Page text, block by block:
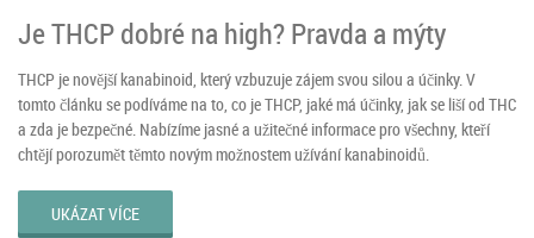
Je THCP dobré na high? Pravda a mýty
THCP je novější kanabinoid, který vzbuzuje zájem svou silou a účinky. V
tomto článku se podíváme na to, co je THCP, jaké má účinky, jak se liší od THC
a zda je bezpečné. Nabízíme jasné a užitečné informace pro všechny, kteří
chtějí porozumět těmto novým možnostem užívání kanabinoidů.
UKÁZAT VÍCE